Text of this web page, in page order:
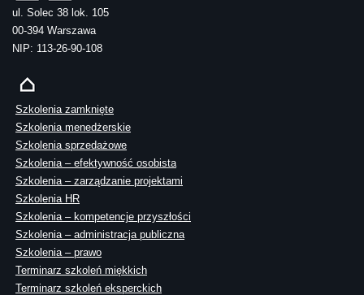
ul. Solec 38 lok. 105
00-394 Warszawa
NIP: 113-26-90-108
Szkolenia zamknięte
Szkolenia menedżerskie
Szkolenia sprzedażowe
Szkolenia – efektywność osobista
Szkolenia – zarządzanie projektami
Szkolenia HR
Szkolenia – kompetencje przyszłości
Szkolenia – administracja publiczna
Szkolenia – prawo
Terminarz szkoleń miękkich
Terminarz szkoleń eksperckich